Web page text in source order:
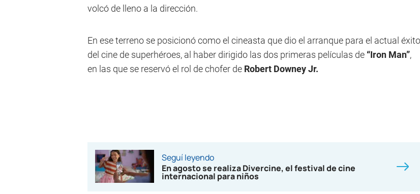
volcó de lleno a la dirección.
En ese terreno se posicionó como el cineasta que dio el arranque para el actual éxito
del cine de superhéroes, al haber dirigido las dos primeras películas de “Iron Man”,
en las que se reservó el rol de chofer de Robert Downey Jr.
Seguí leyendo
En agosto se realiza Divercine, el festival de cine
internacional para niños